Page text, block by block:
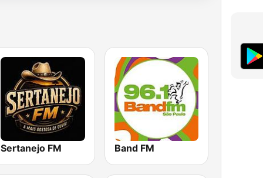
Sertanejo FM Band FM